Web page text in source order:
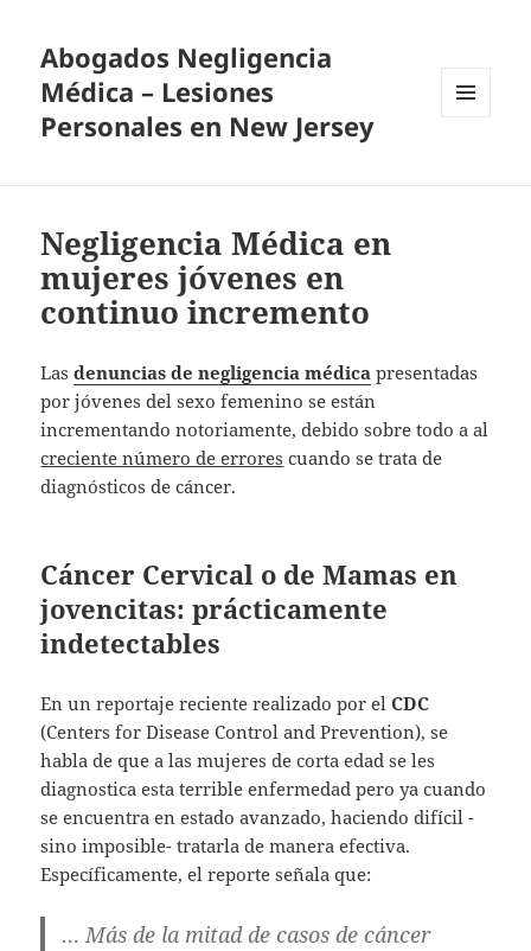
Abogados Negligencia
Médica – Lesiones
Personales en New Jersey
Negligencia Médica en
mujeres jóvenes en
continuo incremento
Lasdenuncias de negligencia médica presentadas
por jóvenes del sexo femenino se están
incrementando notoriamente, debido sobre todo a al
creciente número de errores cuando se trata de
diagnósticos de cáncer.
Cáncer Cervical o de Mamas en
jovencitas: prácticamente
indetectables
En un reportaje reciente realizado por elCDC
(Centers for Disease Control and Prevention), se
habla de que a las mujeres de corta edad se les
diagnostica esta terrible enfermedad pero ya cuando
se encuentra en estado avanzado, haciendo difícil -
sino imposible- tratarla de manera efectiva.
Específicamente, el reporte señala que:
… Más de la mitad de casos de cáncer